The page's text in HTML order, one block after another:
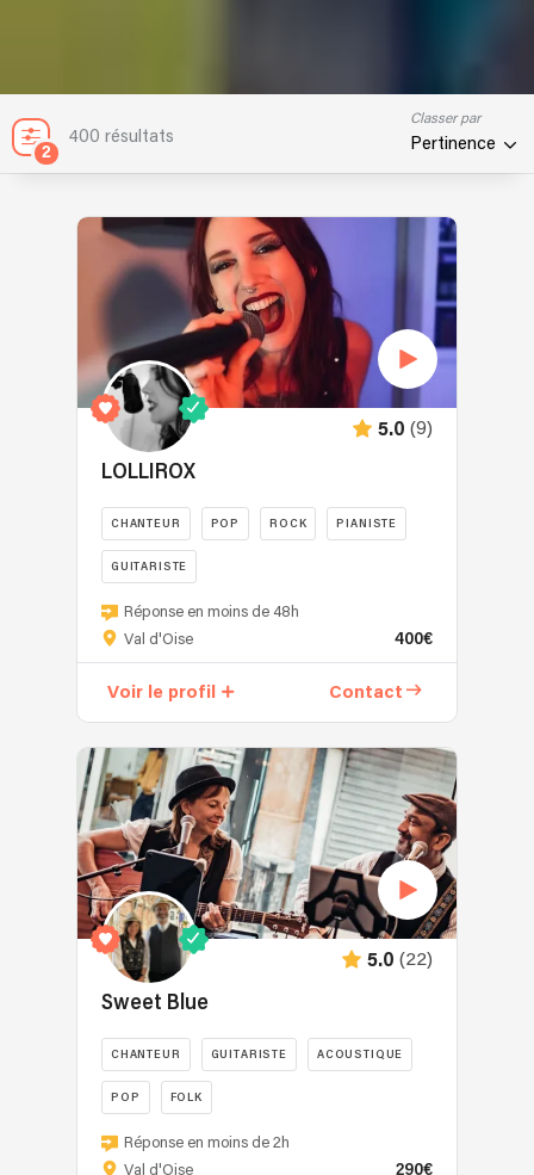
2
400 résultats
Classer par
Pertinence
5.0 (9)
LOLLIROX
CHANTEUR POP ROCK PIANISTE
GUITARISTE
🎹
En
piano/voix,
et
élégant
🎤
En
solo
chant
sur
bandes
instrumentales,
dansant
lounge
🎸
En
pop
Réponse en moins de 48h
Val d'Oise
400€
Voir le profil Contact
5.0 (22)
Sweet Blue
CHANTEUR GUITARISTE ACOUSTIQUE
POP FOLK
Sweet
Blue,
Réponse en moins de 2h
Val d'Oise
290€